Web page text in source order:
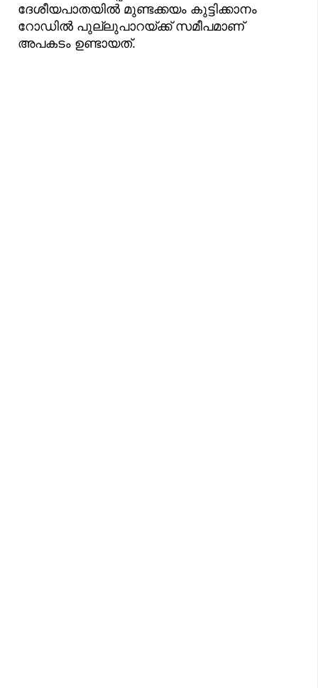
ദേശീയപാതയിൽ മുണ്ടക്കയം കുട്ടിക്കാനം
റോഡിൽ പുല്ലുപാറയ്ക്ക് സമീപമാണ്
അപകടം ഉണ്ടായത്.